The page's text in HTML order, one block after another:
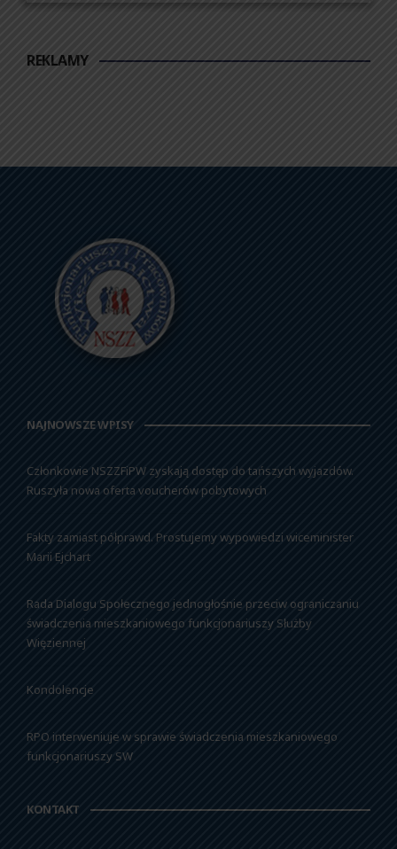
REKLAMY
NAJNOWSZE WPISY
Członkowie NSZZFiPW zyskają dostęp do tańszych wyjazdów.
Ruszyła nowa oferta voucherów pobytowych
Fakty zamiast półprawd. Prostujemy wypowiedzi wiceminister
Marii Ejchart
Rada Dialogu Społecznego jednogłośnie przeciw ograniczaniu
świadczenia mieszkaniowego funkcjonariuszy Służby
Więziennej
Kondolencje
RPO interweniuje w sprawie świadczenia mieszkaniowego
funkcjonariuszy SW
KONTAKT